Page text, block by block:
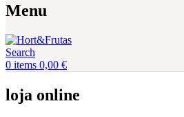
Menu
Search
0 items 0,00 €
loja online